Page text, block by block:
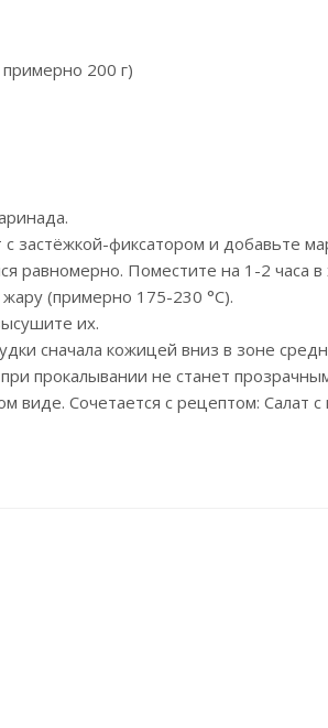
200 г)
застёжкой-фиксатором и добавьте
равномерно. Поместите на 1-2 часа в
(примерно 175-230 °С).
их.
сначала кожицей вниз в зоне
прокалывании не станет
Сочетается с рецептом: Салат с